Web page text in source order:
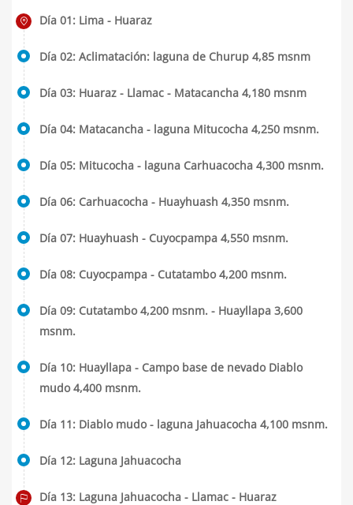
Día 01: Lima - Huaraz
Día 02: Aclimatación: laguna de Churup 4,85 msnm
Día 03: Huaraz - Llamac - Matacancha 4,180 msnm
Día 04: Matacancha - laguna Mitucocha 4,250 msnm.
Día 05: Mitucocha - laguna Carhuacocha 4,300 msnm.
Día 06: Carhuacocha - Huayhuash 4,350 msnm.
Día 07: Huayhuash - Cuyocpampa 4,550 msnm.
Día 08: Cuyocpampa - Cutatambo 4,200 msnm.
Día 09: Cutatambo 4,200 msnm. - Huayllapa 3,600
msnm.
Día 10: Huayllapa - Campo base de nevado Diablo
mudo 4,400 msnm.
Día 11: Diablo mudo - laguna Jahuacocha 4,100 msnm.
Día 12: Laguna Jahuacocha
Día 13: Laguna Jahuacocha - Llamac - Huaraz